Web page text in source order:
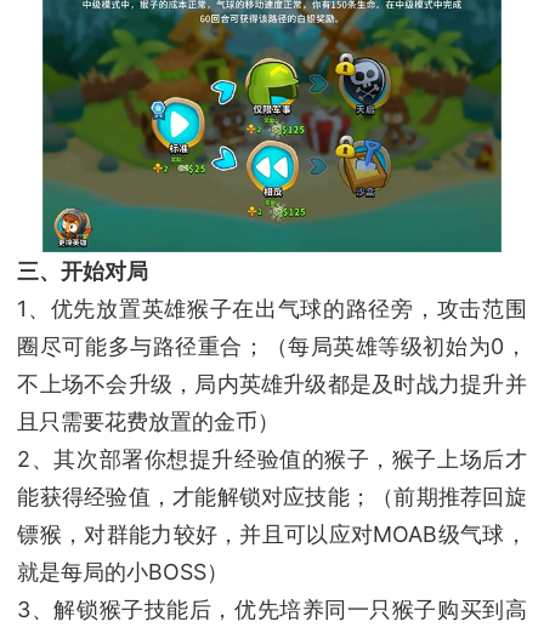
三、开始对局
1、优先放置英雄猴子在出气球的路径旁，攻击范围
圈尽可能多与路径重合；（每局英雄等级初始为0，
不上场不会升级，局内英雄升级都是及时战力提升并
且只需要花费放置的金币）
2、其次部署你想提升经验值的猴子，猴子上场后才
能获得经验值，才能解锁对应技能；（前期推荐回旋
镖猴，对群能力较好，并且可以应对MOAB级气球，
就是每局的小BOSS）
3、解锁猴子技能后，优先培养同一只猴子购买到高